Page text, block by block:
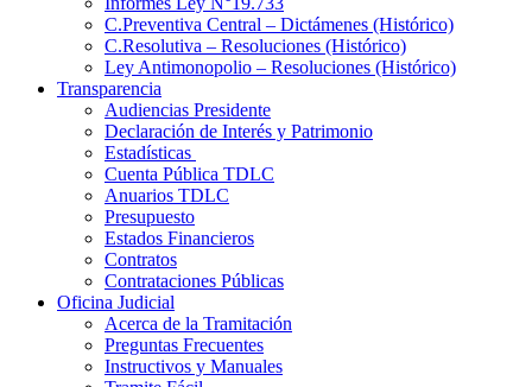
C.Preventiva Central – Dictámenes (Histórico)
C.Resolutiva – Resoluciones (Histórico)
Ley Antimonopolio – Resoluciones (Histórico)
Transparencia
Audiencias Presidente
Declaración de Interés y Patrimonio
Estadísticas
Cuenta Pública TDLC
Anuarios TDLC
Presupuesto
Estados Financieros
Contratos
Contrataciones Públicas
Oficina Judicial
Acerca de la Tramitación
Preguntas Frecuentes
Instructivos y Manuales